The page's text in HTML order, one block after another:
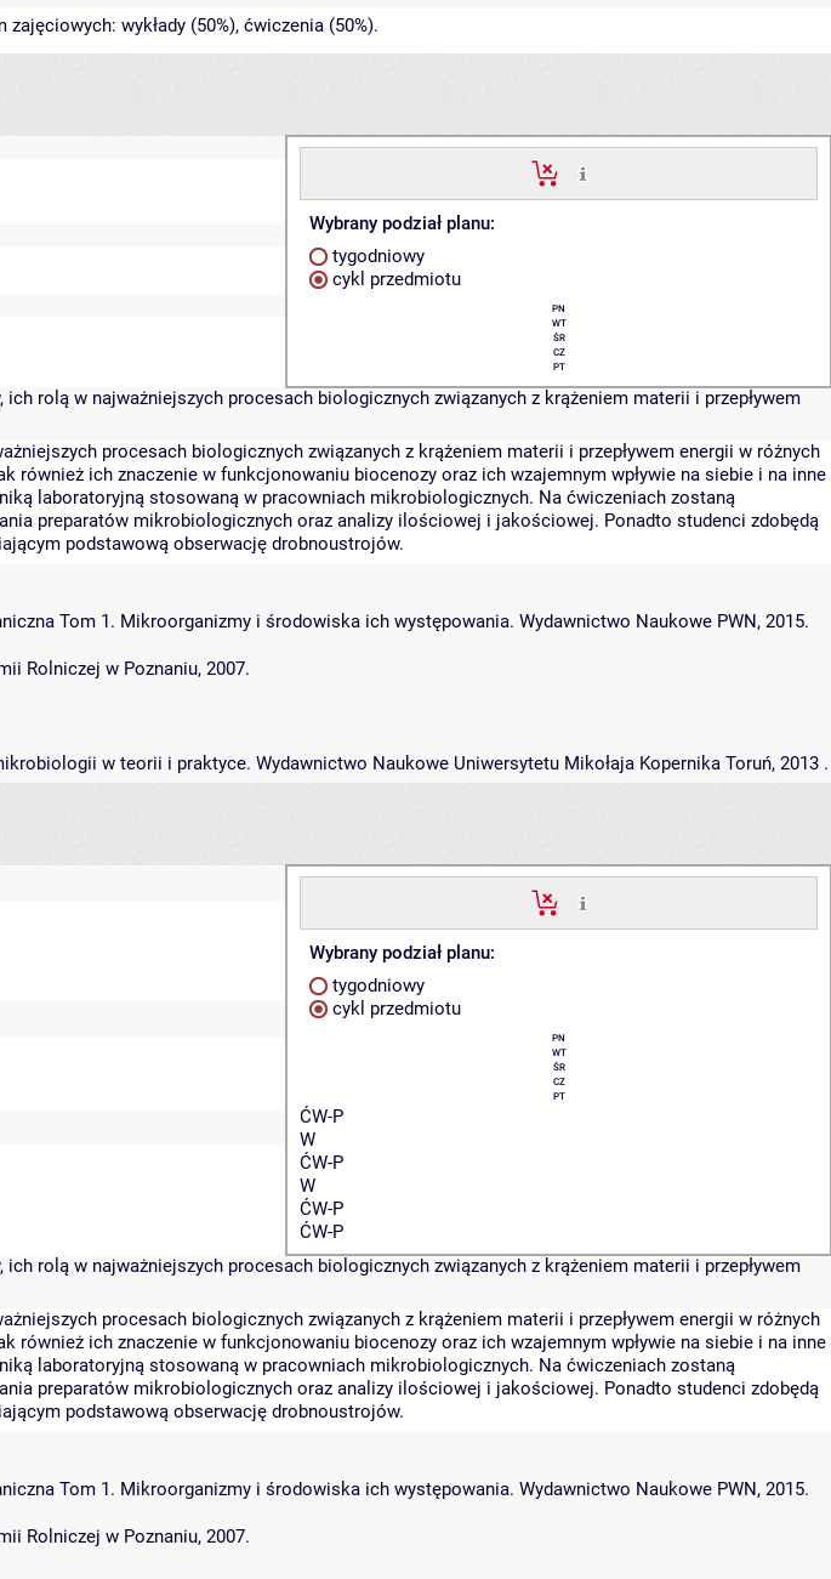
wykłady (50%), ćwiczenia (50%).
Wybrany podział planu:
tygodniowy
cykl przedmiotu
PN
WT
ŚR
CZ
PT
rolą w najważniejszych procesach biologicznych związanych z krążeniem materii i przepływem
procesach biologicznych związanych z krążeniem materii i przepływem energii w różnych
ich znaczenie w funkcjonowaniu biocenozy oraz ich wzajemnym wpływie na siebie i na inne
laboratoryjną stosowaną w pracowniach mikrobiologicznych. Na ćwiczeniach zostaną
preparatów mikrobiologicznych oraz analizy ilościowej i jakościowej. Ponadto studenci zdobędą
podstawową obserwację drobnoustrojów.
Tom 1. Mikroorganizmy i środowiska ich występowania. Wydawnictwo Naukowe PWN, 2015.
Rolniczej w Poznaniu, 2007.
w teorii i praktyce. Wydawnictwo Naukowe Uniwersytetu Mikołaja Kopernika Toruń, 2013 .
Wybrany podział planu:
tygodniowy
cykl przedmiotu
PN
WT
ŚR
CZ
PT
ĆW-P
W
ĆW-P
W
ĆW-P
ĆW-P
rolą w najważniejszych procesach biologicznych związanych z krążeniem materii i przepływem
procesach biologicznych związanych z krążeniem materii i przepływem energii w różnych
ich znaczenie w funkcjonowaniu biocenozy oraz ich wzajemnym wpływie na siebie i na inne
laboratoryjną stosowaną w pracowniach mikrobiologicznych. Na ćwiczeniach zostaną
preparatów mikrobiologicznych oraz analizy ilościowej i jakościowej. Ponadto studenci zdobędą
podstawową obserwację drobnoustrojów.
Tom 1. Mikroorganizmy i środowiska ich występowania. Wydawnictwo Naukowe PWN, 2015.
Rolniczej w Poznaniu, 2007.